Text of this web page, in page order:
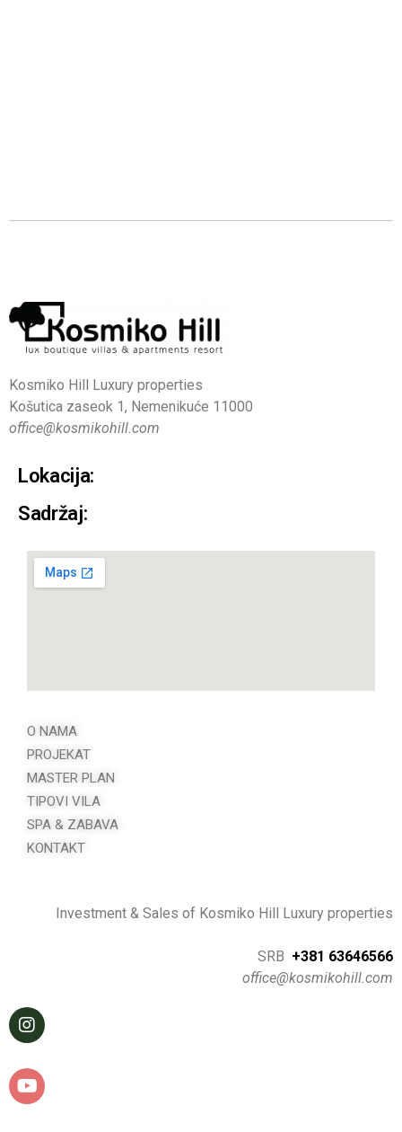
Kosmiko Hill Luxury properties
Košutica zaseok 1, Nemenikuće 11000
office@kosmikohill.com
Lokacija:
Sadržaj:
O NAMA
PROJEKAT
MASTER PLAN
TIPOVI VILA
SPA & ZABAVA
KONTAKT
Investment & Sales of Kosmiko Hill Luxury properties
SRB +381 63646566
office@kosmikohill.com